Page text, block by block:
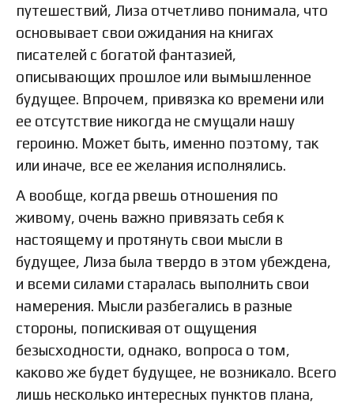
путешествий, Лиза отчетливо понимала, что
основывает свои ожидания на книгах
писателей с богатой фантазией,
описывающих прошлое или вымышленное
будущее. Впрочем, привязка ко времени или
ее отсутствие никогда не смущали нашу
героиню. Может быть, именно поэтому, так
или иначе, все ее желания исполнялись.
А вообще, когда рвешь отношения по
живому, очень важно привязать себя к
настоящему и протянуть свои мысли в
будущее, Лиза была твердо в этом убеждена,
и всеми силами старалась выполнить свои
намерения. Мысли разбегались в разные
стороны, попискивая от ощущения
безысходности, однако, вопроса о том,
каково же будет будущее, не возникало. Всего
лишь несколько интересных пунктов плана,